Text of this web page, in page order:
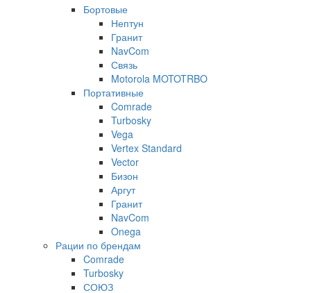
Бортовые
Нептун
Гранит
NavCom
Связь
Motorola MOTOTRBO
Портативные
Comrade
Turbosky
Vega
Vertex Standard
Vector
Бизон
Аргут
Гранит
NavCom
Onega
Рации по брендам
Comrade
Turbosky
СОЮЗ